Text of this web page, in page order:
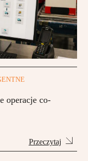
operacje co-
Przeczytaj